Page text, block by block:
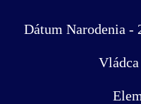
Dátum Narodenia -